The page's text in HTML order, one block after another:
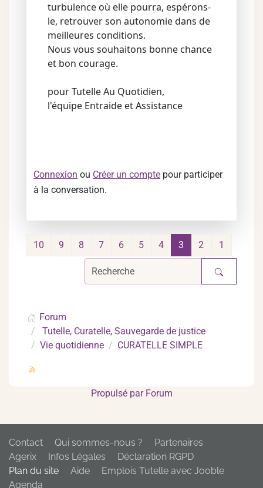
turbulence où elle pourra, espérons-
le, retrouver son autonomie dans de
meilleures conditions.
Nous vous souhaitons bonne chance
et bon courage.
pour Tutelle Au Quotidien,
l'équipe Entraide et Assistance
Connexion ou Créer un compte pour participer
à la conversation.
1
2
3
4
5
6
7
8
9
10
Forum
Tutelle, Curatelle, Sauvegarde de justice
Vie quotidienne
CURATELLE SIMPLE
Propulsé par Forum
Contact Qui sommes-nous ?
Partenaires
Agerix
Infos Légales
Déclaration RGPD
Plan du site
Aide
Emplois Tutelle avec Jooble
Agenda